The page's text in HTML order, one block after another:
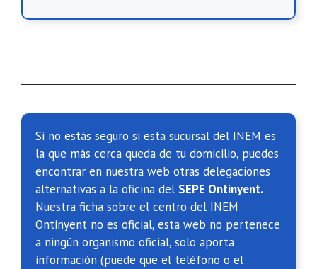
Si no estás seguro si esta sucursal del INEM es
la que más cerca queda de tu domicilio, puedes
encontrar en nuestra web otras delegaciones
alternativas a la oficina del SEPE Ontinyent.
Nuestra ficha sobre el centro del INEM
Ontinyent no es oficial, esta web no pertenece
a ningún organismo oficial, solo aporta
información (puede que el teléfono o el